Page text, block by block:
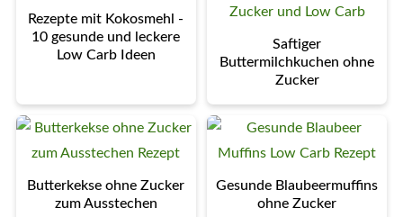
Rezepte mit Kokosmehl -
10 gesunde und leckere
Low Carb Ideen
Saftiger
Buttermilchkuchen ohne
Zucker
Butterkekse ohne Zucker
zum Ausstechen
Gesunde Blaubeermuffins
ohne Zucker